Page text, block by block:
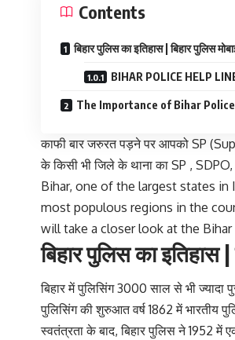
Contents
बिहार पुलिस का इतिहास | बिहार पुलिस
BIHAR POLICE HELP
The Importance of Bihar
काफी बार जरुरत पड़ने पर आपको SP
के किसी भी जिले के थाना का SP ,
Bihar, one of the largest states
most populous regions in the
will take a closer look at the
बिहार पुलिस का इतिहास
बिहार में पुलिसिंग 3000 साल से भी ज्यादा
पुलिसिंग की शुरुआत वर्ष 1862 में भारतीय
स्वतंत्रता के बाद, बिहार पुलिस ने 1952